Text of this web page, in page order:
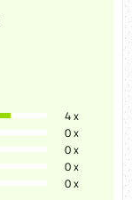
4 x
0 x
0 x
0 x
0 x